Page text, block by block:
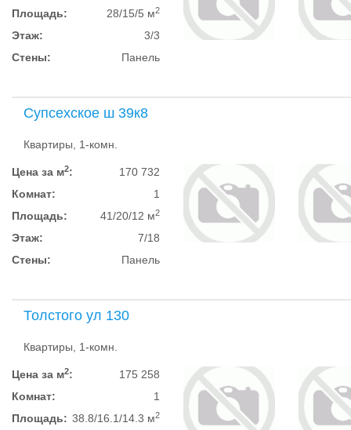
Площадь:
28/15/5 м2
Этаж:
3/3
Стены:
Панель
Супсехское ш 39к8
Квартиры, 1-комн.
Цена за м2:
170 732
Комнат:
1
Площадь:
41/20/12 м2
Этаж:
7/18
Стены:
Панель
Толстого ул 130
Квартиры, 1-комн.
Цена за м2:
175 258
Комнат:
1
Площадь: 38.8/16.1/14.3 м2